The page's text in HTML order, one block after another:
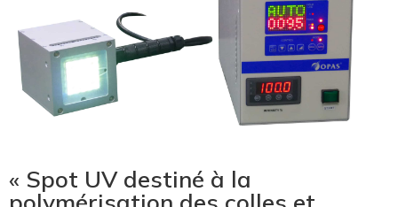
« Spot UV destiné à la